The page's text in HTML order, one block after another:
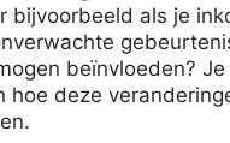
bijvoorbeeld als je
beïnvloeden?
hoe deze